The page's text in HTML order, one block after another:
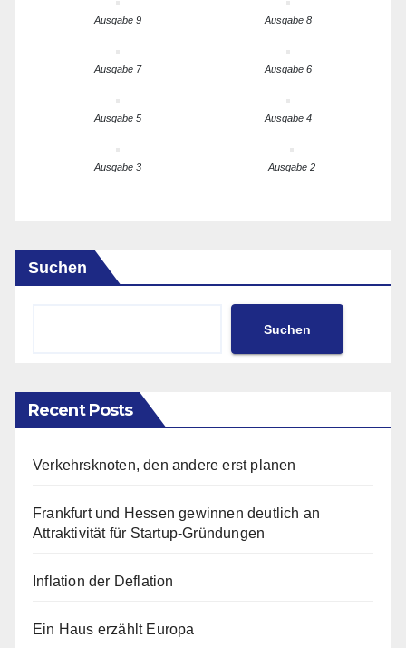
Ausgabe 9 Ausgabe 8
Ausgabe 7 Ausgabe 6
Ausgabe 5 Ausgabe 4
Ausgabe 3 Ausgabe 2
Suchen
Suchen
Recent Posts
Verkehrsknoten, den andere erst planen
Frankfurt und Hessen gewinnen deutlich an
Attraktivität für Startup-Gründungen
Inflation der Deflation
Ein Haus erzählt Europa